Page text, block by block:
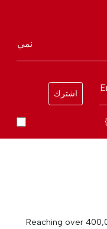
نمي
اشترك
Reaching over